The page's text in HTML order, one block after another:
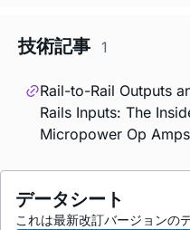
技術記事 1
Rail-to-Rail Outputs
Rails Inputs: The
Micropower Op Amps
データシート
これは最新改訂バージョンの